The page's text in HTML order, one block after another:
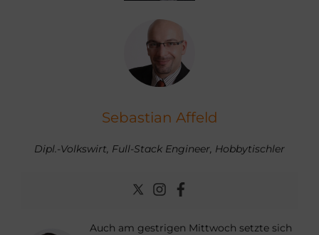
Sebastian Affeld
Dipl.-Volkswirt, Full-Stack Engineer, Hobbytischler
Auch am gestrigen Mittwoch setzte sich